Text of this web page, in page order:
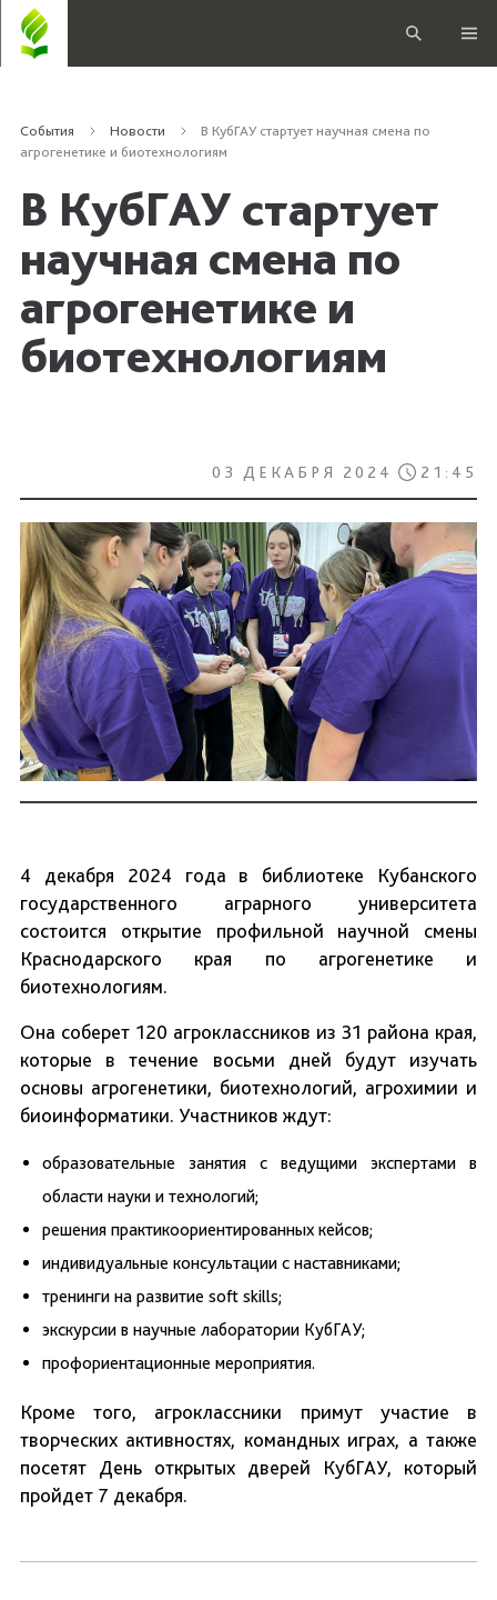
События Новости
В КубГАУ стартует научная смена по
агрогенетике и биотехнологиям
В КубГАУ стартует
научная смена по
агрогенетике и
биотехнологиям
03 ДЕКАБРЯ 2024 21:45
4 декабря 2024 года в библиотеке Кубанского
государственного аграрного университета
состоится открытие профильной научной смены
Краснодарского края по агрогенетике и
биотехнологиям.
Она соберет 120 агроклассников из 31 района края,
которые в течение восьми дней будут изучать
основы агрогенетики, биотехнологий, агрохимии и
биоинформатики. Участников ждут:
образовательные занятия с ведущими экспертами в
области науки и технологий;
решения практикоориентированных кейсов;
индивидуальные консультации с наставниками;
тренинги на развитие soft skills;
экскурсии в научные лаборатории КубГАУ;
профориентационные мероприятия.
Кроме того, агроклассники примут участие в
творческих активностях, командных играх, а также
посетят День открытых дверей КубГАУ, который
пройдет 7 декабря.